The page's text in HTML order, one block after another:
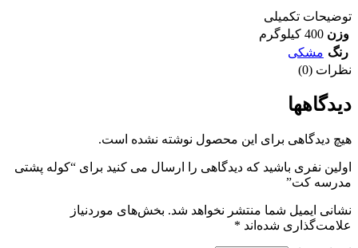
توضیحات تکمیلی
وزن 400 کیلوگرم
رنگ مشکی
نظرات (0)
دیدگاهها
هیچ دیدگاهی برای این محصول نوشته نشده است.
اولین نفری باشید که دیدگاهی را ارسال می کنید برای “کوله پشتی
مدرسه کت”
نشانی ایمیل شما منتشر نخواهد شد. بخش‌های موردنیاز
علامت‌گذاری شده‌اند *